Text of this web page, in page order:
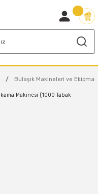
Bulaşık Makineleri ve